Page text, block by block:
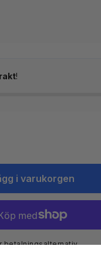
!
i varukorgen
betalningsalternativ